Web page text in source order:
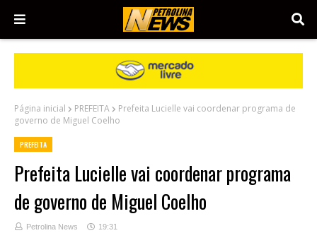
Página inicial PREFEITA
Prefeita Lucielle vai coordenar programa de
governo de Miguel Coelho
PREFEITA
Prefeita Lucielle vai coordenar programa
de governo de Miguel Coelho
Petrolina News 19:31